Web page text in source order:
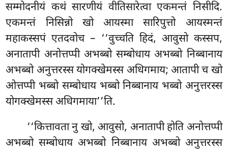
सम्मोदनीयं कथं सारणीयं वीतिसारेत्वा एकमन्तं निसीदि.
एकमन्तं निसिन्नो खो आयस्मा सारिपुत्तो आयस्मन्तं
महाकस्सपं एतदवोच – ‘‘वुच्चति हिदं, आवुसो कस्सप,
अनातापी अनोत्तप्पी अभब्बो सम्बोधाय अभब्बो निब्बानाय
अभब्बो अनुत्तरस्स योगक्खेमस्स अधिगमाय; आतापी च खो
ओत्तप्पी भब्बो सम्बोधाय भब्बो निब्बानाय भब्बो अनुत्तरस्स
योगक्खेमस्स अधिगमाया’’ति.
‘‘कित्तावता नु खो, आवुसो, अनातापी होति अनोत्तप्पी
अभब्बो सम्बोधाय अभब्बो निब्बानाय अभब्बो अनुत्तरस्स